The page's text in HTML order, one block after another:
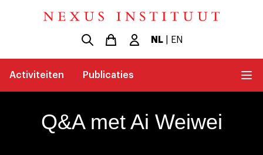
NL| EN
Activiteiten Publicaties
Q&A met Ai Weiwei